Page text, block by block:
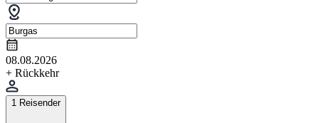
08.08.2026
+ Rückkehr
1 Reisender